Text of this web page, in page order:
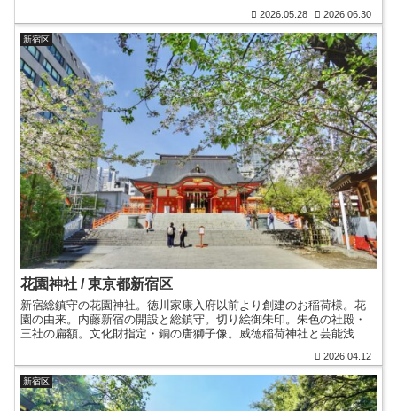
帳。
2026.05.28 2026.06.30
新宿区
花園神社 / 東京都新宿区
新宿総鎮守の花園神社。徳川家康入府以前より創建のお稲荷様。花
園の由来。内藤新宿の開設と総鎮守。切り絵御朱印。朱色の社殿・
三社の扁額。文化財指定・銅の唐獅子像。威徳稲荷神社と芸能浅間
2026.04.12
新宿区